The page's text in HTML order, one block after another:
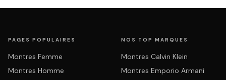
PAGES POPULAIRES
Montres Femme
Montres Homme
NOS TOP MARQUES
Montres Calvin Klein
Montres Emporio Armani